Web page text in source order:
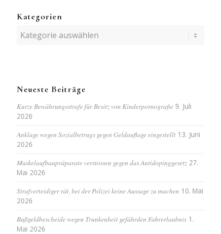
Kategorien
Kategorien
Neueste Beiträge
Kurze Bewährungsstrafe für Besitz von Kinderpornografie 9. Juli
2026
Anklage wegen Sozialbetrugs gegen Geldauflage eingestellt 13. Juni
2026
Muskelaufbaupräparate verstossen gegen das Antidopinggesetz 27.
Mai 2026
Strafverteidiger rät, bei der Polizei keine Aussage zu machen 10. Mai
2026
Bußgeldbescheide wegen Trunkenheit gefährden Fahrerlaubnis 1.
Mai 2026